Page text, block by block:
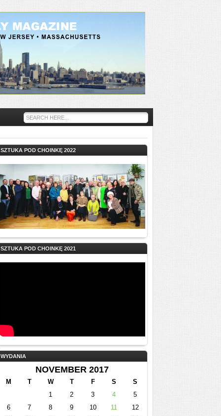
SZTUKA POD CHOINKĘ 2022
SZTUKA POD CHOINKĘ 2021
WYDANIA
NOVEMBER 2017
M T W T F S S
1 2 3 4
5
6
7 8 9 10 11
12